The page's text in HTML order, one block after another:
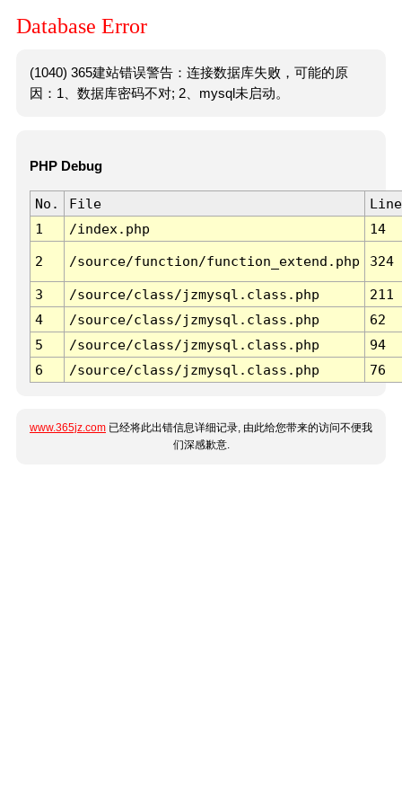
Database Error
(1040) 365建站错误警告：连接数据库失败，可能的原
因：1、数据库密码不对; 2、mysql未启动。
PHP Debug
No. File
Line
1
/index.php 14
2 /source/function/function_extend.php 324
3 /source/class/jzmysql.class.php
211
4
/source/class/jzmysql.class.php
62
5
/source/class/jzmysql.class.php
94
6
/source/class/jzmysql.class.php 76
www.365jz.com 已经将此出错信息详细记录, 由此给您带来的访问不便我
们深感歉意.